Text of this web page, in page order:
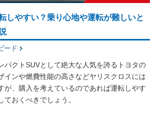
しやすい？乗り心地や運転が難しいと
ード
パクトSUVとして絶大な人気を誇るトヨタの
インや燃費性能の高さなどヤリスクロスには
が、購入を考えているのであれば運転しやす
おくべきでしょう。